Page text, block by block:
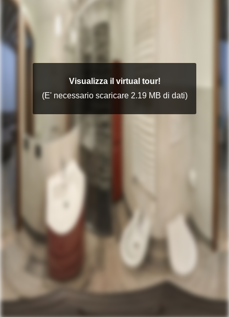
Visualizza il virtual tour!
(E' necessario scaricare 2.19 MB di dati)